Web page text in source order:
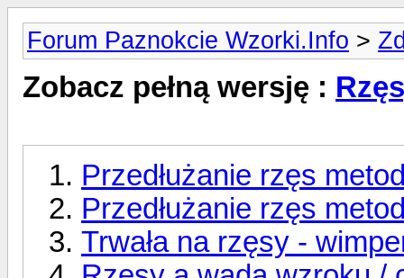
Forum Paznokcie Wzorki.Info >
Zobacz pełną wersję :
Przedłużanie rzęs
Przedłużanie rzęs
Trwała na rzęsy -